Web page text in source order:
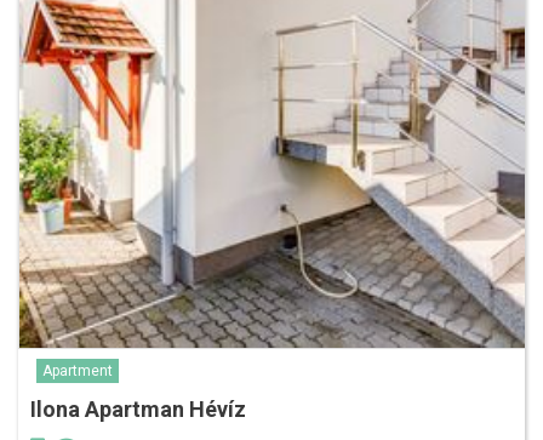
Apartment
Ilona Apartman Hévíz